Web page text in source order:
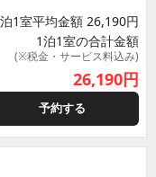
1室平均金額 26,190円
1泊1室の合計金額
(※税金・サービス料込み)
26,190円
予約する